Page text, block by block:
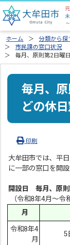
ホーム 分類から探
市民課の窓口状況
毎月、原則第2日曜
毎月、
どの休
印刷
大牟田市では、平
に一部の窓口を開設
開設日毎月、原
（令和8年4月～令
月
令和8年4
月
5